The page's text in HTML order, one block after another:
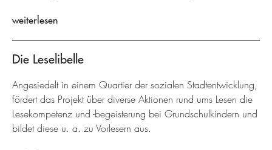
weiterlesen
Die Leselibelle
Angesiedelt in einem Quartier der sozialen Stadtentwicklung,
fördert das Projekt über diverse Aktionen rund ums Lesen die
Lesekompetenz und -begeisterung bei Grundschulkindern und
bildet diese u. a. zu Vorlesern aus.